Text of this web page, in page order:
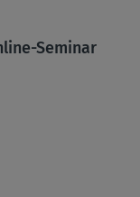
Seminar